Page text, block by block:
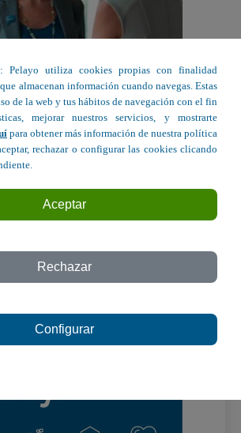
Te esperamos.
empieza con un buen
diálogo.
Pelayo utiliza cookies propias con finalidad
almacenan información cuando navegas. Estas
de la web y tus hábitos de navegación con el fin
mejorar nuestros servicios, y mostrarte
para obtener más información de nuestra política
rechazar o configurar las cookies clicando
Aceptar
Rechazar
Configurar